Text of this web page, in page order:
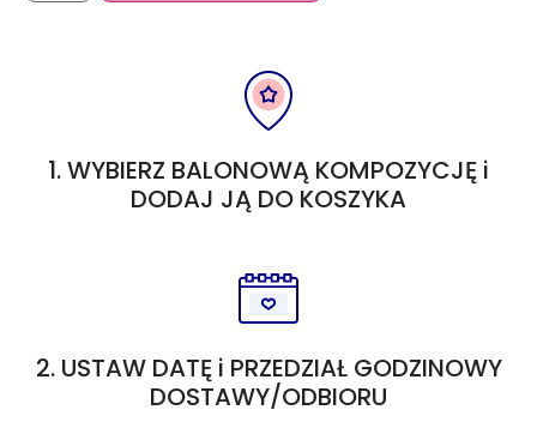
1. WYBIERZ BALONOWĄ KOMPOZYCJĘ i
DODAJ JĄ DO KOSZYKA
2. USTAW DATĘ i PRZEDZIAŁ GODZINOWY
DOSTAWY/ODBIORU